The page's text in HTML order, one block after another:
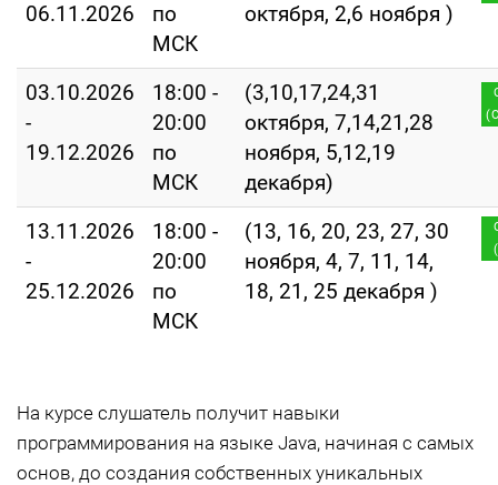
06.11.2026
по
МСК
октября, 2,6 ноября )
03.10.2026
-
19.12.2026
18:00 -
20:00
по
МСК
(3,10,17,24,31
октября, 7,14,21,28
ноября, 5,12,19
декабря)
13.11.2026
-
25.12.2026
18:00 -
20:00
по
МСК
(13, 16, 20, 23, 27, 30
ноября, 4, 7, 11, 14,
18, 21, 25 декабря )
На курсе слушатель получит навыки
программирования на языке Java, начиная с самых
основ, до создания собственных уникальных